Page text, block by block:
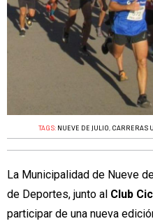
TAGS: NUEVE DE JULIO, CARRERAS
La Municipalidad de Nueve
de Deportes, junto al Club
participar de una nueva